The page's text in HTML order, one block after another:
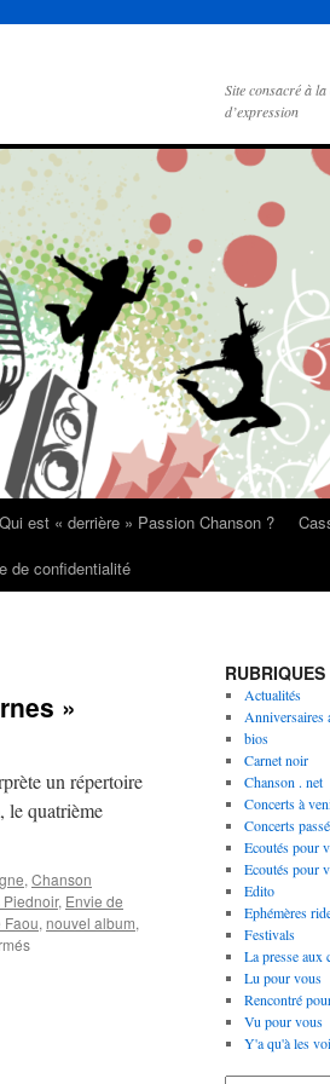
Site consacré à
d’expression
est « derrière » Passion Chanson ?
de confidentialité
»
un répertoire
le quatrième
, Chanson
Piednoir, Envie de
Faou, nouvel album,
sur
RUBRIQUES
Actualités
Anniversaires
bios
Carnet noir
Chanson . net
Concerts à
Concerts
Ecoutés pour
Ecoutés pour
Edito
Ephémères
Festivals
La presse aux
Lu pour vous
Rencontré
Vu pour vous
Y'a qu'à les